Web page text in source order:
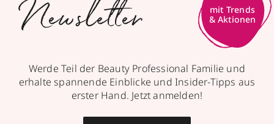
Newsletter
mit Trends
& Aktionen
Werde Teil der Beauty Professional Familie und
erhalte spannende Einblicke und Insider-Tipps aus
erster Hand. Jetzt anmelden!